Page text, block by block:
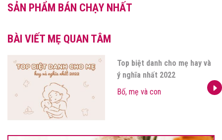
SẢN PHẨM BÁN CHẠY NHẤT
BÀI VIẾT MẸ QUAN TÂM
Top biệt danh cho mẹ hay và
ý nghĩa nhất 2022
Bố, mẹ và con